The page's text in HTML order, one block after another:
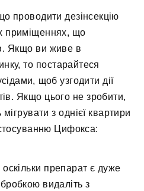
проводити дезінсекцію
приміщеннях, що
Якщо ви живе в
то постарайтеся
щоб узгодити дії
Якщо цього не зробити,
з однієї квартири
Цифокса:
оскільки препарат є дуже
видаліть з